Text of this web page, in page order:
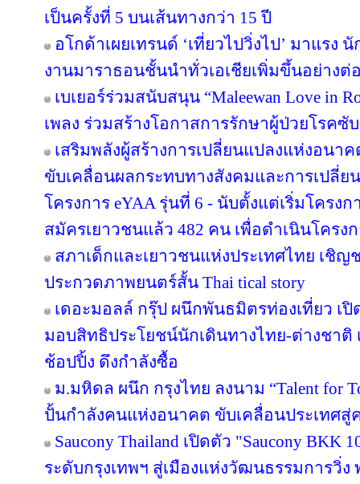
เป็นครั้งที่ 5 บนเส้นทางกว่า 15 ปี
อโกด้าเผยเทรนด์ ‘เที่ยวไปวิ่งไป’ มาแรง
งานมาราธอนชั้นนำทั่วเอเชียเพิ่มขึ้นอย่างต่
เบเยอร์ร่วมสนับสนุน “Maleewan Love in
เพลง ร่วมสร้างโอกาสการรักษาผู้ป่วยโรค
เสริมพลังผู้สร้างการเปลี่ยนแปลงแห่งอนา
ขับเคลื่อนผลกระทบทางสังคมและการเปลี่ย
โครงการ eYAA รุ่นที่ 6 - นับตั้งแต่เริ่มโครง
สมัครเยาวชนแล้ว 482 คน เพื่อดำเนินโครง
สภาเด็กและเยาวชนแห่งประเทศไทย เชิ
ประกวดภาพยนตร์สั้น Thai tical story
เดอะมอลล์ กรุ๊ป ผนึกพันธมิตรท่องเที่ยว เปิด
มอบสิทธิประโยชน์นักเดินทางไทย-ต่างชาติ
ช้อปปิ้ง ดึงกำลังซื้อ
ม.มหิดล ผนึก กรุงไทย ลงนาม “Talent for
ปั้นกำลังคนแห่งอนาคต ขับเคลื่อนประเทศสู่
Saucony Thailand เปิดตัว "Saucony
ระดับกรุงเทพฯ สู่เมืองแห่งวัฒนธรรมการวิ่ง